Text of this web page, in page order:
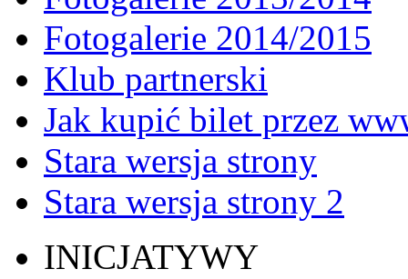
Fotogalerie 2014/2015
Klub partnerski
Jak kupić bilet przez
Stara wersja strony
Stara wersja strony 2
INICJATYWY